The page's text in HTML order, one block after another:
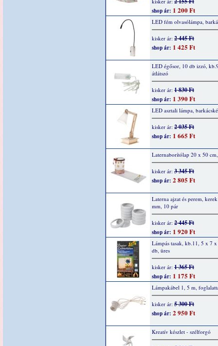
shop ár: 1 200 Ft
LED fém olvasólámpa,
kisker ár: 2 445 Ft
shop ár: 1 425 Ft
LED égősor, 10 db izzó,
átlátszó
kisker ár: 1 830 Ft
shop ár: 1 390 Ft
LED asztali lámpa,
kisker ár: 2 035 Ft
shop ár: 1 665 Ft
Laternaborítólap 20 x 50
kisker ár: 3 345 Ft
shop ár: 2 805 Ft
Laterna ajzat és perem,
mm, 10 pár
kisker ár: 2 445 Ft
shop ár: 1 920 Ft
Lámpás tasak, kb.11, 5 x 7
db, üres
kisker ár: 1 365 Ft
shop ár: 1 175 Ft
Lámpakábel 1, 5 m,
kisker ár: 5 300 Ft
shop ár: 2 950 Ft
Kreatív készlet - szélforgó